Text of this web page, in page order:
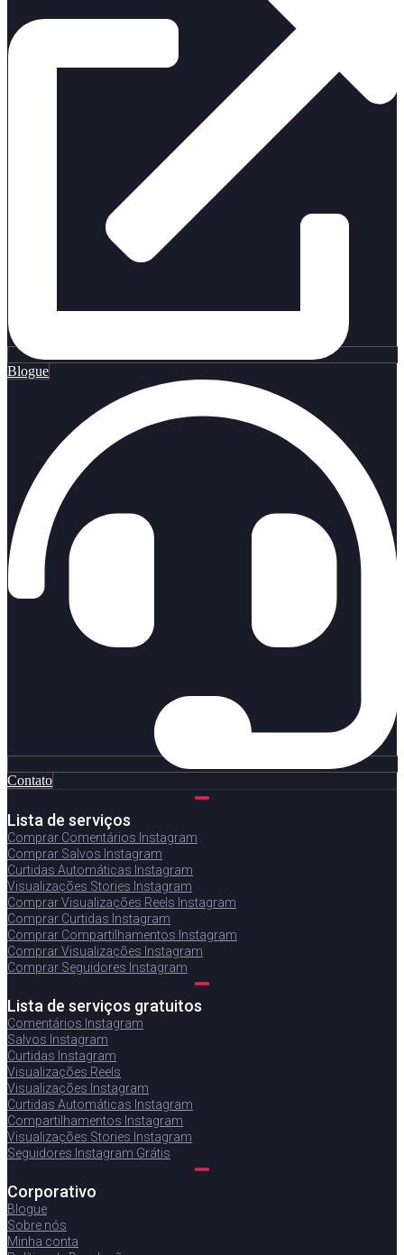
Blogue
Contato
Lista de serviços
Comprar Comentários Instagram
Comprar Salvos Instagram
Curtidas Automáticas Instagram
Visualizações Stories Instagram
Comprar Visualizações Reels Instagram
Comprar Curtidas Instagram
Comprar Compartilhamentos Instagram
Comprar Visualizações Instagram
Comprar Seguidores Instagram
Lista de serviços gratuitos
Comentários Instagram
Salvos Instagram
Curtidas Instagram
Visualizações Reels
Visualizações Instagram
Curtidas Automáticas Instagram
Compartilhamentos Instagram
Visualizações Stories Instagram
Seguidores Instagram Grátis
Corporativo
Blogue
Sobre nós
Minha conta